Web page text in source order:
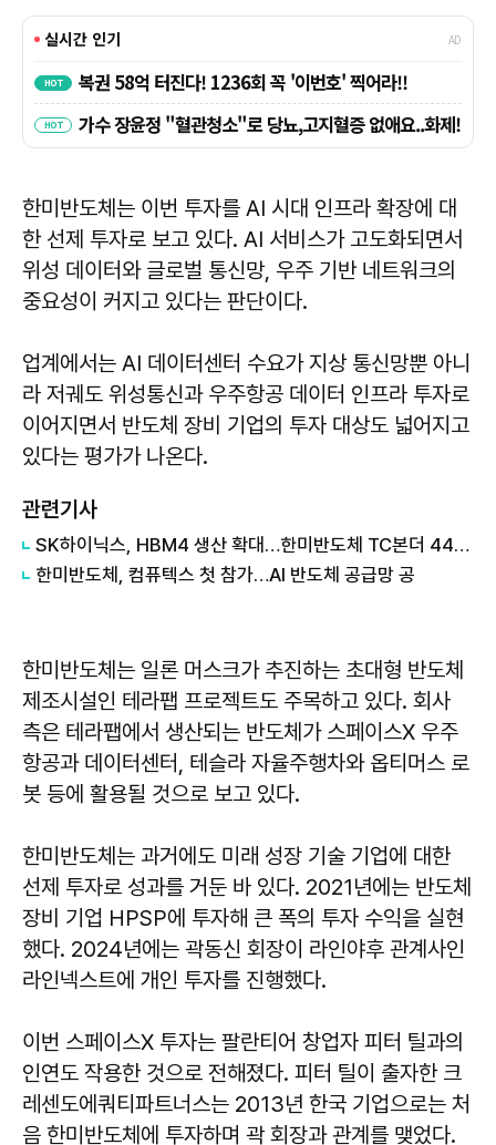
한미반도체는 이번 투자를 AI 시대 인프라 확장에 대
한 선제 투자로 보고 있다. AI 서비스가 고도화되면서
위성 데이터와 글로벌 통신망, 우주 기반 네트워크의
중요성이 커지고 있다는 판단이다.
업계에서는 AI 데이터센터 수요가 지상 통신망뿐 아니
라 저궤도 위성통신과 우주항공 데이터 인프라 투자로
이어지면서 반도체 장비 기업의 투자 대상도 넓어지고
있다는 평가가 나온다.
관련기사
SK하이닉스, HBM4 생산 확대…한미반도체 TC본더 442억원 주문
한미반도체, 컴퓨텍스 첫 참가…AI 반도체 공급망 공
한미반도체는 일론 머스크가 추진하는 초대형 반도체
제조시설인 테라팹 프로젝트도 주목하고 있다. 회사
측은 테라팹에서 생산되는 반도체가 스페이스X 우주
항공과 데이터센터, 테슬라 자율주행차와 옵티머스 로
봇 등에 활용될 것으로 보고 있다.
한미반도체는 과거에도 미래 성장 기술 기업에 대한
선제 투자로 성과를 거둔 바 있다. 2021년에는 반도체
장비 기업 HPSP에 투자해 큰 폭의 투자 수익을 실현
했다. 2024년에는 곽동신 회장이 라인야후 관계사인
라인넥스트에 개인 투자를 진행했다.
이번 스페이스X 투자는 팔란티어 창업자 피터 틸과의
인연도 작용한 것으로 전해졌다. 피터 틸이 출자한 크
레센도에쿼티파트너스는 2013년 한국 기업으로는 처
음 한미반도체에 투자하며 곽 회장과 관계를 맺었다.